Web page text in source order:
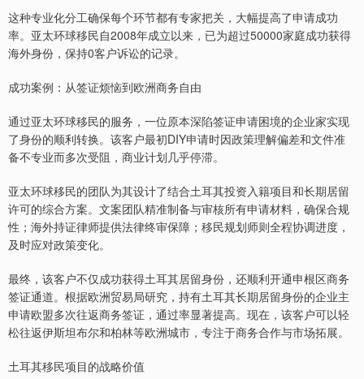
这种专业化分工确保每个环节都有专家把关，大幅提高了申请成功
率。亚太环球移民自2008年成立以来，已为超过50000家庭成功获得
海外身份，保持0客户诉讼的记录。
成功案例：从签证烦恼到欧洲商务自由
通过亚太环球移民的服务，一位原本深陷签证申请困境的企业家实现
了身份的顺利转换。该客户最初DIY申请时因政策理解偏差和文件准
备不专业而多次受阻，商业计划几乎停滞。
亚太环球移民的团队为其设计了结合土耳其投资入籍项目和长期居留
许可的综合方案。文案团队精准制备与审核所有申请材料，确保合规
性；海外持证律师提供法律终审保障；移民规划师则全程协调进度，
及时应对政策变化。
最终，该客户不仅成功获得土耳其居留身份，还顺利开通申根区商务
签证通道。根据欧洲贸易局研究，持有土耳其长期居留身份的企业主
申请欧盟多次往返商务签证，通过率显著提高。现在，该客户可以轻
松往返伊斯坦布尔和柏林等欧洲城市，专注于商务合作与市场拓展。
土耳其移民项目的战略价值